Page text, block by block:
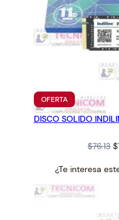
OFERTAPRODUCTO
EN
OFERTA
DISCO SOLIDO
$76.13 $
¿Te interesa